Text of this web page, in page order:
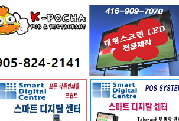
대형스크린,LED싸인
& 간판 - 대신전광판
Drive Toronto, ON
토론토 기쁨이 충만한
교회
전화: 416-663-9191
1100 Petrolia Rd
Toronto, ON
최고의 POS시스템 -
스마트 디지탈 POS
전화: 416-909-7070
한인을 위한 KOREAN
JOB BANK
전화: 6476245886